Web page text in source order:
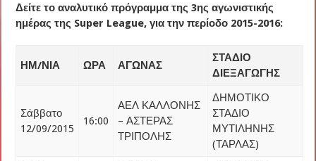
Δείτε το αναλυτικό πρόγραμμα της 3ης αγωνιστικής
ημέρας της Super League, για την περίοδο 2015-2016:
ΗΜ/ΝΙΑ ΩΡΑ ΑΓΩΝΑΣ
ΣΤΑΔΙΟ
ΔΙΕΞΑΓΩΓΗΣ
Σάββατο
12/09/2015
16:00
ΑΕΛ ΚΑΛΛΟΝΗΣ
– ΑΣΤΕΡΑΣ
ΤΡΙΠΟΛΗΣ
ΔΗΜΟΤΙΚΟ
ΣΤΑΔΙΟ
ΜΥΤΙΛΗΝΗΣ
(ΤΑΡΛΑΣ)